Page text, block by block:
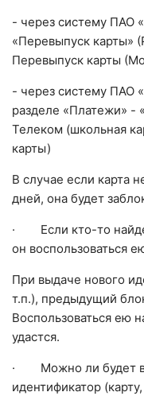
- через систему ПАО
«Перевыпуск карты»
Перевыпуск карты
- через систему ПАО
разделе «Платежи» -
Телеком (школьная
карты)
В случае если карта
дней, она будет
· Если кто-то
он воспользоваться
При выдаче нового
т.п.), предыдущий
Воспользоваться ею
удастся.
· Можно ли будет
идентификатор